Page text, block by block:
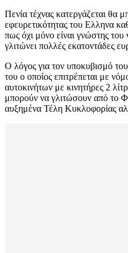
Πενία τέχνας κατεργάζεται θα
εφευρετικότητας του Ελληνα
πως όχι μόνο είναι γνώστης
γλιτώνει πολλές εκατοντάδες
Ο λόγος για τον υποκυβισμό
του ο οποίος επιτρέπεται με
αυτοκινήτων με κινητήρες 2
μπορούν να γλιτώσουν από το
αυξημένα Τέλη Κυκλοφορίας